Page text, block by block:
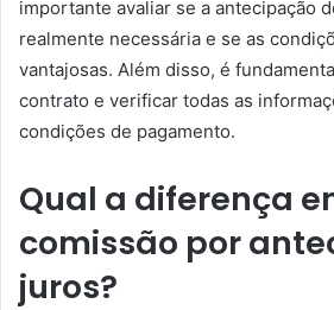
importante avaliar se a antecipação
realmente necessária e se as
vantajosas. Além disso, é
contrato e verificar todas as
condições de pagamento.
Qual a diferença
comissão por
juros?